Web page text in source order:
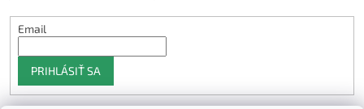
Email
PRIHLÁSIŤ SA